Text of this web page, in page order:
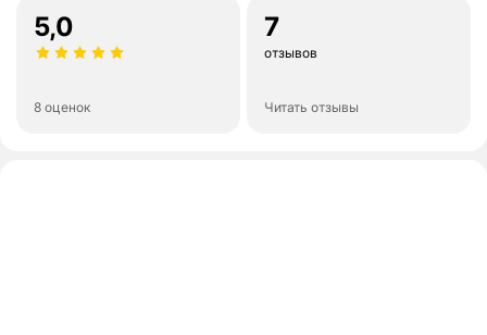
5,0
8 оценок
7
отзывов
Читать отзывы